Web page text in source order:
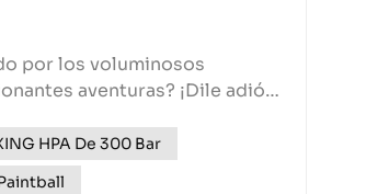
中文
por los voluminosos
aventuras? ¡Dile adiós
de carbono de 2 litros! No
es la clave para d...
HPA De 300 Bar